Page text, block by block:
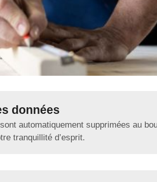
données
automatiquement supprimées au
tranquillité d’esprit.